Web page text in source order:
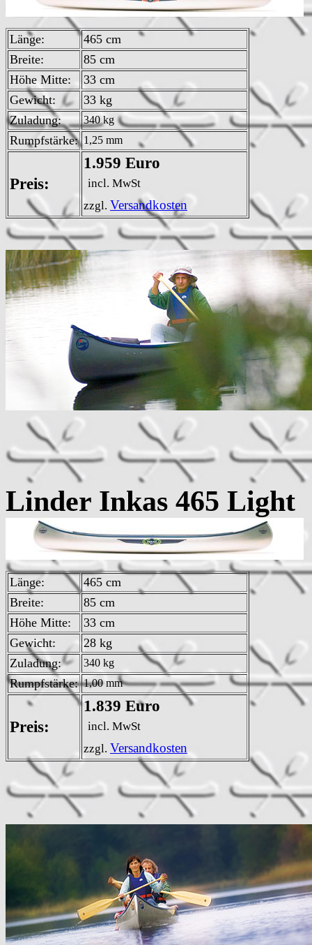
Länge:
465 cm
Breite:
85 cm
Höhe Mitte:
33 cm
Gewicht:
33 kg
Zuladung:
340 kg
Rumpfstärke: 1,25 mm
Preis:
1.959 Euro
incl. MwSt
zzgl. Versandkosten
Linder Inkas
Länge:
465 cm
Breite:
85 cm
Höhe Mitte:
33 cm
Gewicht:
28 kg
Zuladung:
340 kg
Rumpfstärke: 1,00 mm
Preis:
1.839 Euro
incl. MwSt
zzgl. Versandkosten